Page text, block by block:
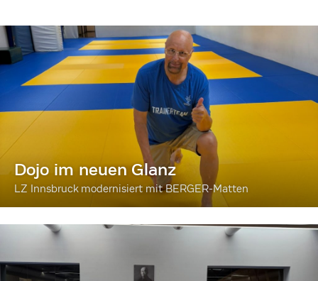
Dojo im neuen Glanz
LZ Innsbruck modernisiert mit BERGER-Matten